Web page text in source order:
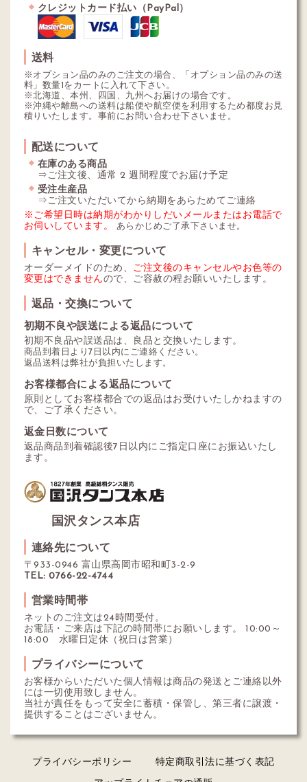
クレジットカード払い（PayPal）
送料
※オプション品のみのご注文の場合、「オプション品のみの送
料」数量1をカートに入れて下さい。
※北海道、本州、四国、九州へお届けの場合です。
※沖縄や離島への送料は船便や航空便を利用するため都度お見
積りいたします。事前にお問い合わせ下さいませ。
配送について
在庫のある商品
⇒ご注文後、通常 2 週間程度でお届け予定
受注生産品
⇒ご注文いただいてから納期をあらためてご連絡
※ご希望日時は納期がわかりしだいメールまたはお電話で
お伺いしています。
あらかじめご了承下さいませ。
キャンセル・変更について
オーダーメイドのため、 ご注文後のキャンセルやお色等の
変更はできませんので、ご容赦の程お願いいたします。
返品・交換について
初期不良や誤送による返品について
初期不良品や誤送品は、良品と交換いたします。
商品到着日より7日以内にご連絡ください。
返品送料は弊社が負担いたします。
お客様都合による返品について
原則としてお客様都合での返品はお受けいたしかねますの
で、ご了承ください。
返金日数について
返品商品到着確認後7日以内にご指定口座にお振込いたし
ます。
国沢タンス本店
連絡先について
〒933-0946 富山県高岡市昭和町3-2-9
TEL: 0766-22-4744
営業時間帯
ネットのご注文は24時間受付。
お電話・ご来店は下記の時間帯にお願いします。 10:00～
18:00 水曜日定休（祝日は営業）
プライバシーについて
お客様からいただいた個人情報は商品の発送とご連絡以外
には一切使用致しません。
当社が責任をもって安全に蓄積・保管し、第三者に譲渡・
提供することはございません。
プライバシーポリシー 特定商取引法に基づく表記